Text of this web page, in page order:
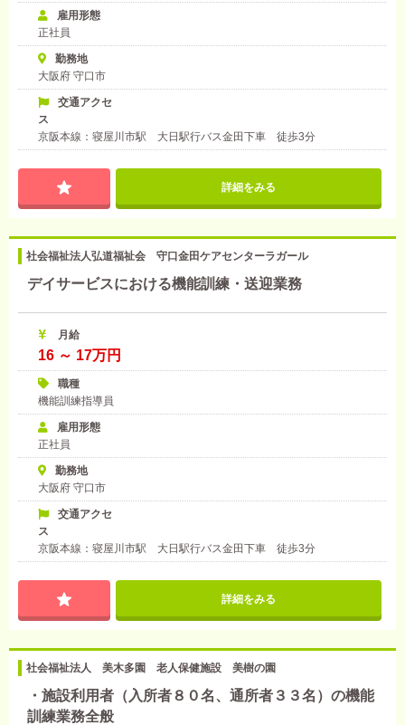
雇用形態
正社員
勤務地
大阪府 守口市
交通アクセ
ス
京阪本線：寝屋川市駅 大日駅行バス金田下車 徒歩3分
詳細をみる
社会福祉法人弘道福祉会 守口金田ケアセンターラガール
デイサービスにおける機能訓練・送迎業務
月給
16 ～ 17万円
職種
機能訓練指導員
雇用形態
正社員
勤務地
大阪府 守口市
交通アクセ
ス
京阪本線：寝屋川市駅 大日駅行バス金田下車 徒歩3分
詳細をみる
社会福祉法人 美木多園 老人保健施設 美樹の園
・施設利用者（入所者８０名、通所者３３名）の機能
訓練業務全般